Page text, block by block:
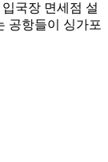
국장 면세점 설
공항들이 싱가포